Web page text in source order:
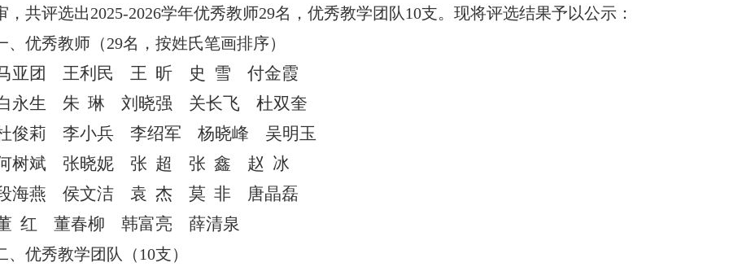
，共评选出2025-2026学年优秀教师29名，优秀教学团队10支。现将评选结果予以公示：
、优秀教师（29名，按姓氏笔画排序）
亚团 王利民 王 昕 史 雪 付金霞
永生 朱 琳 刘晓强 关长飞 杜双奎
俊莉 李小兵 李绍军 杨晓峰 吴明玉
树斌 张晓妮 张 超 张 鑫 赵 冰
海燕 侯文洁 袁 杰 莫 非 唐晶磊
红 董春柳 韩富亮 薛清泉
、优秀教学团队（10支）